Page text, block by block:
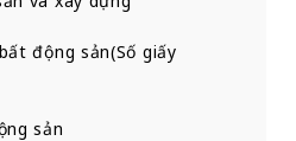
động sản(Số giấy
sản